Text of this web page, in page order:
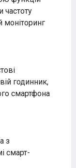
частоту
годинник,
смартфона
з
смарт-